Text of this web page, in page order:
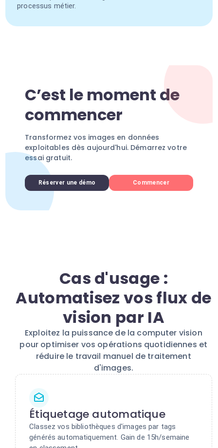
processus métier.
C’est le moment de
commencer
Transformez vos images en données
exploitables dès aujourd'hui. Démarrez votre
essai gratuit.
Réserver une démo Commencer
Cas d'usage :
Automatisez vos flux de
vision par IA
Exploitez la puissance de la computer vision
pour optimiser vos opérations quotidiennes et
réduire le travail manuel de traitement
d'images.
Étiquetage automatique
Classez vos bibliothèques d'images par tags
générés automatiquement. Gain de 15h/semaine